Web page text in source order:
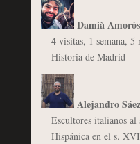
Damià
4 visitas, 1 semana, 5
Historia de Madrid
Alejandro
Escultores italianos
Hispánica en el s.